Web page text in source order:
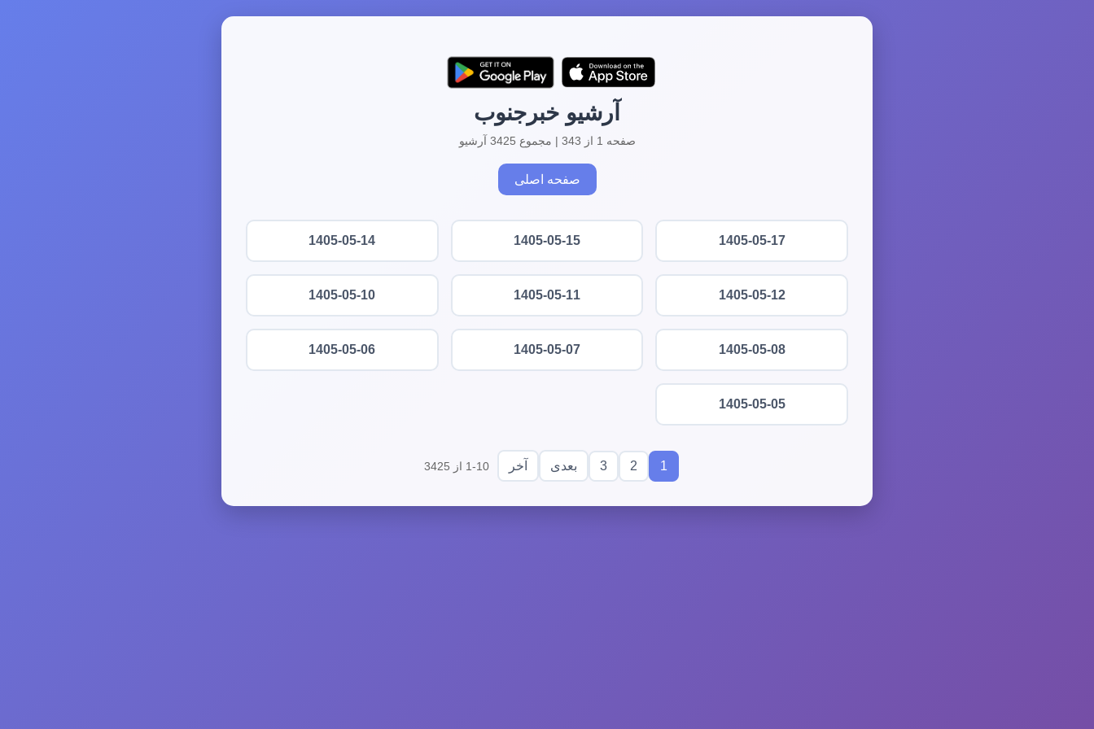
آرشیو خبرجنوب
صفحه 1 از 343 | مجموع 3425 آرشیو
صفحه اصلی
1405-05-17
1405-05-15
1405-05-14
1405-05-12
1405-05-11
1405-05-10
1405-05-08
1405-05-07
1405-05-06
1405-05-05
1
2
3 بعدی آخر 1-10 از 3425